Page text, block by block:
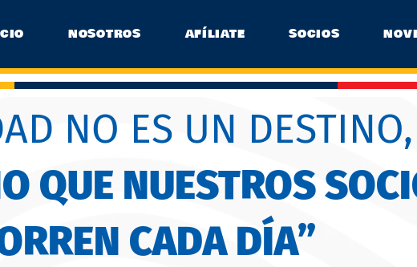
NOSOTROS AFÍLIATE SOCIOS
NO ES UN DESTINO,
QUE NUESTROS
CADA DÍA”